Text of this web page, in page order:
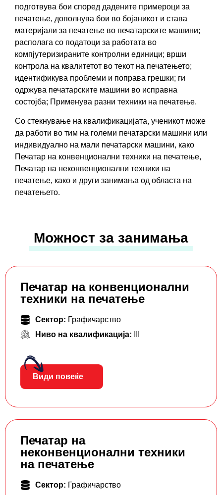
подготвува бои според дадените примероци за
печатење, дополнува бои во бојаникот и става
материјали за печатење во печатарските машини;
располага со податоци за работата во
компјутеризираните контролни единици; врши
контрола на квалитетот во текот на печатењето;
идентификува проблеми и поправа грешки; ги
одржува печатарските машини во исправна
состојба; Применува разни техники на печатење.
Со стекнување на квалификацијата, ученикот може
да работи во тим на големи печатарски машини или
индивидуално на мали печатарски машини, како
Печатар на конвенционални техники на печатење,
Печатар на неконвенционални техники на
печатење, како и други занимања од областа на
печатењето.
Можност за занимања
Печатар на конвенционални
техники на печатење
Сектор: Графичарство
Ниво на квалификација:
Види повеќе
Печатар на
неконвенционални техники
на печатење
Сектор: Графичарство